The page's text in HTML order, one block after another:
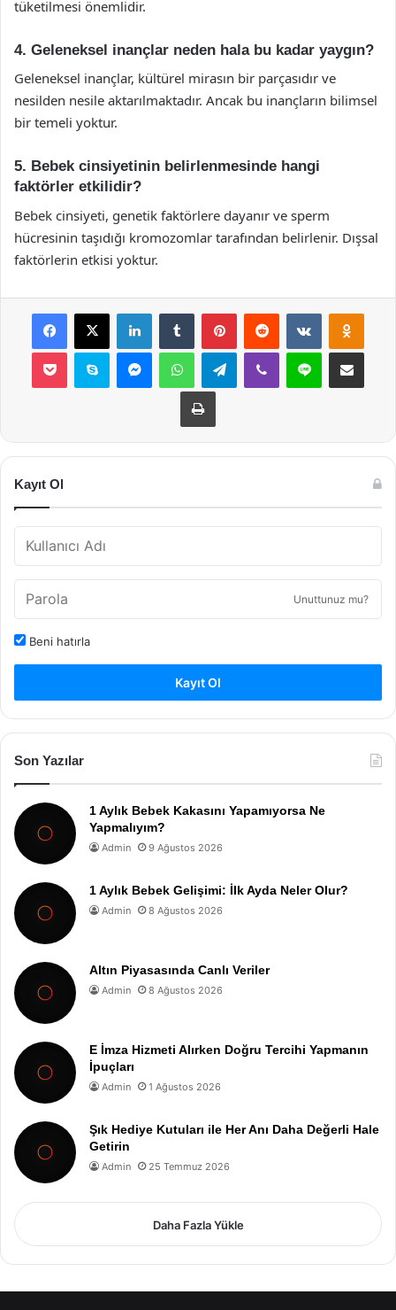
tüketilmesi önemlidir.
4. Geleneksel inançlar neden hala bu kadar yaygın?
Geleneksel inançlar, kültürel mirasın bir parçasıdır ve
nesilden nesile aktarılmaktadır. Ancak bu inançların bilimsel
bir temeli yoktur.
5. Bebek cinsiyetinin belirlenmesinde hangi
faktörler etkilidir?
Bebek cinsiyeti, genetik faktörlere dayanır ve sperm
hücresinin taşıdığı kromozomlar tarafından belirlenir. Dışsal
faktörlerin etkisi yoktur.
Facebook
X LinkedInTumblr PinterestReddit VKontakte
Pocket Skype MessengerWhatsAppTelegramViber Line E-Posta ile
Yazdır
Kayıt Ol
Unuttunuz mu?
Beni hatırla
Kayıt Ol
Son Yazılar
1 Aylık Bebek Kakasını Yapamıyorsa Ne
Yapmalıyım?
Admin 9 Ağustos 2026
1 Aylık Bebek Gelişimi: İlk Ayda Neler Olur?
Admin 8 Ağustos 2026
Altın Piyasasında Canlı Veriler
Admin 8 Ağustos 2026
E İmza Hizmeti Alırken Doğru Tercihi Yapmanın
İpuçları
Admin 1 Ağustos 2026
Şık Hediye Kutuları ile Her Anı Daha Değerli Hale
Getirin
Admin 25 Temmuz 2026
Daha Fazla Yükle